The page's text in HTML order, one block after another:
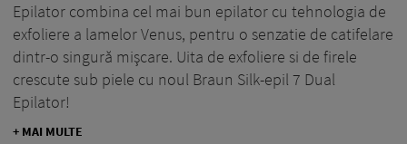
Epilator combina cel mai bun epilator cu tehnologia de
exfoliere a lamelor Venus, pentru o senzatie de catifelare
dintr-o singură mişcare. Uita de exfoliere si de firele
crescute sub piele cu noul Braun Silk-epil 7 Dual
Epilator!
+ MAI MULTE